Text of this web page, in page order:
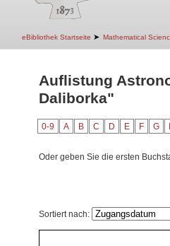
eBibliothek Startseite ➤ Mathematical
Auflistung
Daliborka"
0-9 A B C D E F G
Oder geben Sie die ersten
Sortiert nach: